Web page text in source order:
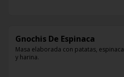
Gnochis De Espinaca
Masa elaborada con patatas, espinaca
y harina.